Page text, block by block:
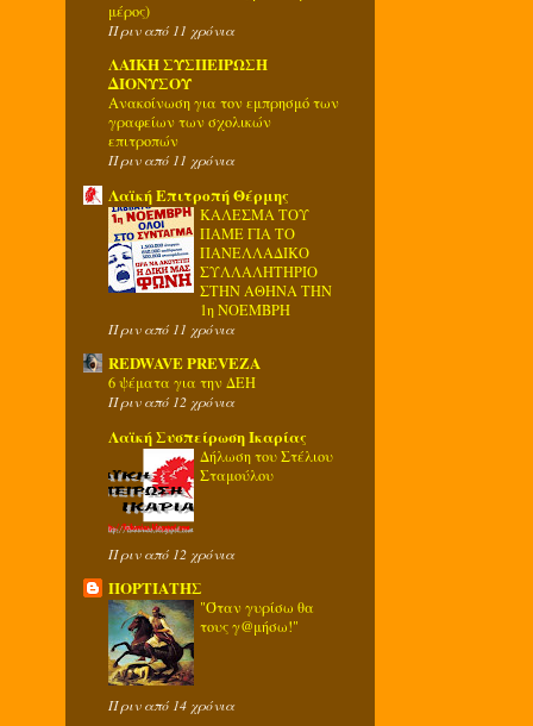
μέρος)
Πριν από 11 χρόνια
ΛΑΪΚΗ ΣΥΣΠΕΙΡΩΣΗ
ΔΙΟΝΥΣΟΥ
Ανακοίνωση για τον εμπρησμό των
γραφείων των σχολικών
επιτροπών
Πριν από 11 χρόνια
Λαϊκή Επιτροπή Θέρμης
ΚΑΛΕΣΜΑ ΤΟΥ
ΠΑΜΕ ΓΙΑ ΤΟ
ΠΑΝΕΛΛΑΔΙΚΟ
ΣΥΛΛΑΛΗΤΗΡΙΟ
ΣΤΗΝ ΑΘΗΝΑ ΤΗΝ
1η ΝΟΕΜΒΡΗ
Πριν από 11 χρόνια
REDWAVE PREVEZA
6 ψέματα για την ΔΕΗ
Πριν από 12 χρόνια
Λαϊκή Συσπείρωση Ικαρίας
Δήλωση του Στέλιου
Σταμούλου
Πριν από 12 χρόνια
ΠΟΡΤΙΑΤΗΣ
"Όταν γυρίσω θα
τους γ@μήσω!"
Πριν από 14 χρόνια